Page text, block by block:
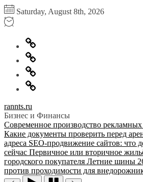
Перейти
к
содержимому
Saturday, August 8th, 2026
Главная
Информация
для
правообладателей
Обратная
связь
Политика
конфиденциальности
rannts.ru
Бизнес и Финансы
Современное производство
Какие документы проверить перед
адреса SEO-продвижение сайтов: что
сейчас Первичное или вторичное
городского покупателя Летние шины
против проходимости для